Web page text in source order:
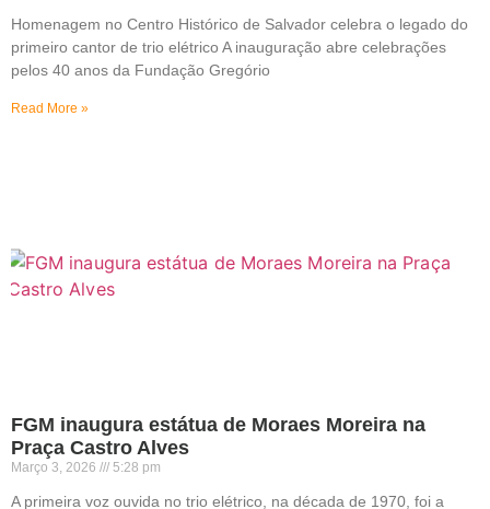
Homenagem no Centro Histórico de Salvador celebra o legado do
primeiro cantor de trio elétrico A inauguração abre celebrações
pelos 40 anos da Fundação Gregório
Read More »
FGM inaugura estátua de Moraes Moreira na
Praça Castro Alves
Março 3, 2026 5:28 pm
A primeira voz ouvida no trio elétrico, na década de 1970, foi a